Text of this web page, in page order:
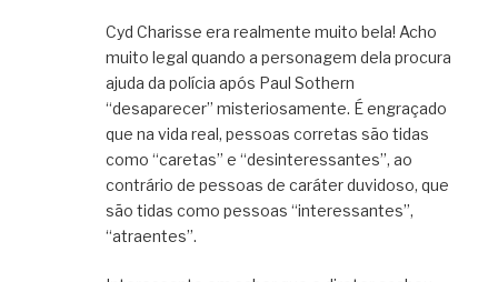
Cyd Charisse era realmente muito bela! Acho
muito legal quando a personagem dela procura
ajuda da polícia após Paul Sothern
“desaparecer” misteriosamente. É engraçado
que na vida real, pessoas corretas são tidas
como “caretas” e “desinteressantes”, ao
contrário de pessoas de caráter duvidoso, que
são tidas como pessoas “interessantes”,
“atraentes”.